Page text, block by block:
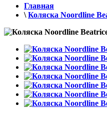
Главная
\Коляска Noordline